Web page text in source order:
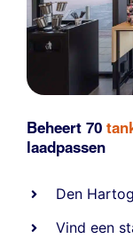
Beheert 70
laadpassen
Den
Vind een